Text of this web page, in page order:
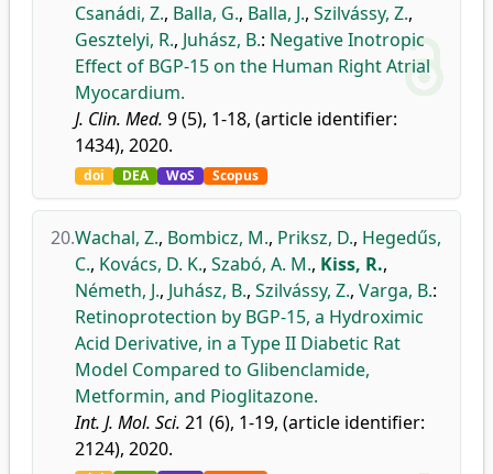
Csanádi, Z., Balla, G., Balla, J., Szilvássy, Z.,
Gesztelyi, R., Juhász, B.: Negative Inotropic
Effect of BGP-15 on the Human Right Atrial
Myocardium.
J. Clin. Med. 9 (5), 1-18, (article identifier:
1434), 2020.
doi DEA WoS Scopus
20.Wachal, Z., Bombicz, M., Priksz, D., Hegedűs,
C., Kovács, D. K., Szabó, A. M., Kiss, R.,
Németh, J., Juhász, B., Szilvássy, Z., Varga, B.:
Retinoprotection by BGP-15, a Hydroximic
Acid Derivative, in a Type II Diabetic Rat
Model Compared to Glibenclamide,
Metformin, and Pioglitazone.
Int. J. Mol. Sci. 21 (6), 1-19, (article identifier:
2124), 2020.